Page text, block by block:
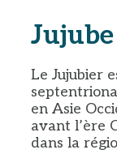
Jujube
Le Jujubier
en Asie
avant l’ère
dans la